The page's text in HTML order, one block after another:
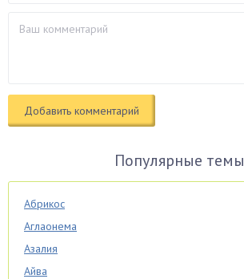
Популярные темы
Абрикос
Аглаонема
Азалия
Айва